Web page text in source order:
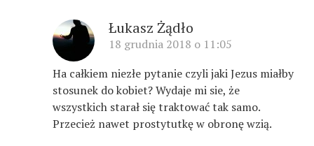
Łukasz Żądło
18 grudnia 2018 o 11:05
Ha całkiem niezłe pytanie czyli jaki Jezus miałby
stosunek do kobiet? Wydaje mi sie, że
wszystkich starał się traktować tak samo.
Przecież nawet prostytutkę w obronę wzią.